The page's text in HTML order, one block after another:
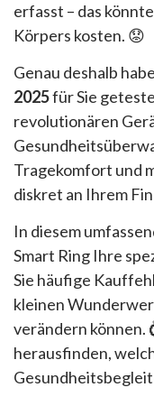
erfasst – das
Körpers kosten. 😟
Genau deshalb
2025für Sie
revolutionären
Tragekomfort und
diskret an Ihrem
In diesem
Smart Ring Ihre
Sie häufige
kleinen
verändern können.
herausfinden,